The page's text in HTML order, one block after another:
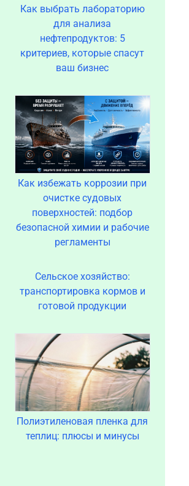
Как выбрать лабораторию
для анализа
нефтепродуктов: 5
критериев, которые спасут
ваш бизнес
Как избежать коррозии при
очистке судовых
поверхностей: подбор
безопасной химии и рабочие
регламенты
Сельское хозяйство:
транспортировка кормов и
готовой продукции
Полиэтиленовая пленка для
теплиц: плюсы и минусы